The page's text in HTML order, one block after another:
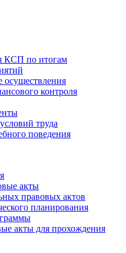
КСП по итогам
осуществления
контроля
труда
поведения
акты
правовых актов
планирования
акты для прохождения